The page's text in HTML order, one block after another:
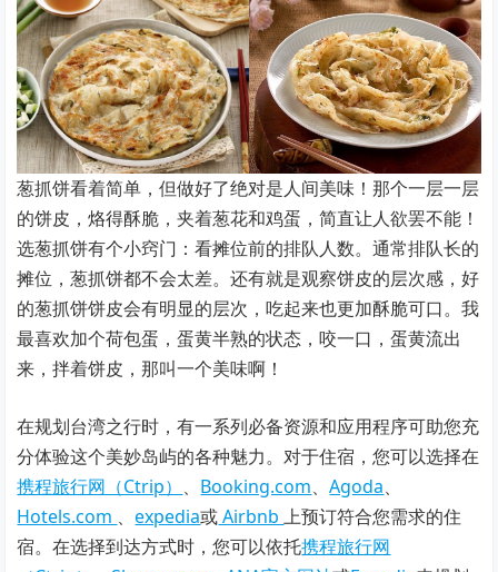
葱抓饼看着简单，但做好了绝对是人间美味！那个一层一层
的饼皮，烙得酥脆，夹着葱花和鸡蛋，简直让人欲罢不能！
选葱抓饼有个小窍门：看摊位前的排队人数。通常排队长的
摊位，葱抓饼都不会太差。还有就是观察饼皮的层次感，好
的葱抓饼饼皮会有明显的层次，吃起来也更加酥脆可口。我
最喜欢加个荷包蛋，蛋黄半熟的状态，咬一口，蛋黄流出
来，拌着饼皮，那叫一个美味啊！
在规划台湾之行时，有一系列必备资源和应用程序可助您充
分体验这个美妙岛屿的各种魅力。对于住宿，您可以选择在
携程旅行网（Ctrip） 、 Booking.com、Agoda、
Hotels.com 、expedia或Airbnb上预订符合您需求的住
宿。在选择到达方式时，您可以依托携程旅行网